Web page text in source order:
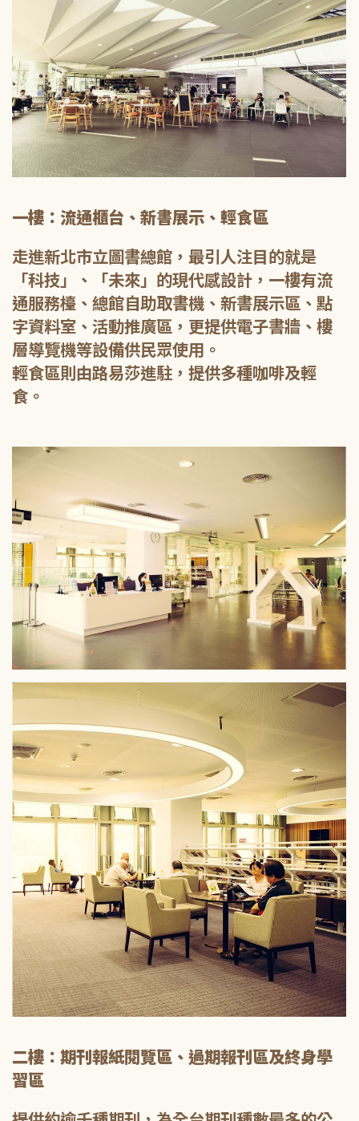
一樓：流通櫃台、新書展示、輕食區
走進新北市立圖書總館，最引人注目的就是
「科技」、「未來」的現代感設計，一樓有流
通服務檯、總館自助取書機、新書展示區、點
字資料室、活動推廣區，更提供電子書牆、樓
層導覽機等設備供民眾使用。
輕食區則由路易莎進駐，提供多種咖啡及輕
食。
二樓：期刊報紙閱覽區、過期報刊區及終身學
習區